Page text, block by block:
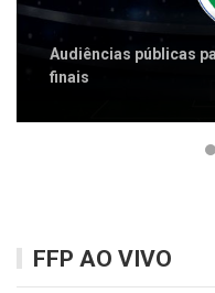
Audiências públicas
finais
FFP AO VIVO